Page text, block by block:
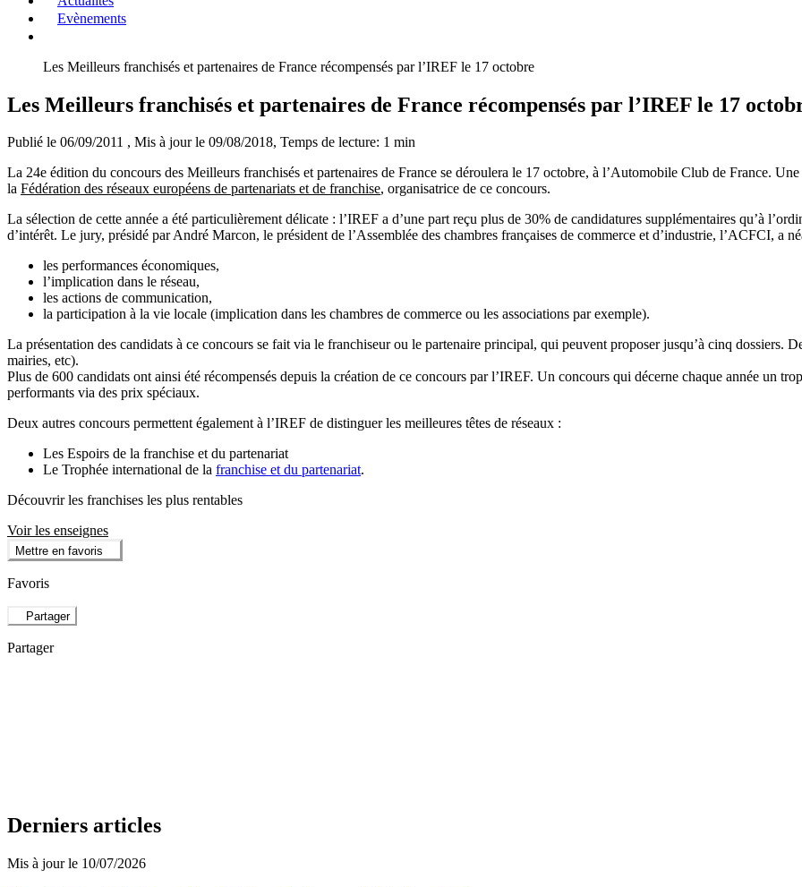
Evènements
Les Meilleurs franchisés et partenaires de France récompensés par l’IREF le 17 octobre
Les Meilleurs franchisés et partenaires de France récompensés par l’IREF le 17
Publié le 06/09/2011 , Mis à jour le 09/08/2018, Temps de lecture: 1 min
La 24e édition du concours des Meilleurs franchisés et partenaires de France se déroulera le 17 octobre, à l’Automobile Club de France.
la Fédération des réseaux européens de partenariats et de franchise, organisatrice de ce concours.
La sélection de cette année a été particulièrement délicate : l’IREF a d’une part reçu plus de 30% de candidatures supplémentaires qu’à
d’intérêt. Le jury, présidé par André Marcon, le président de l’Assemblée des chambres françaises de commerce et d’industrie, l’ACFCI, a
les performances économiques,
l’implication dans le réseau,
les actions de communication,
la participation à la vie locale (implication dans les chambres de commerce ou les associations par exemple).
La présentation des candidats à ce concours se fait via le franchiseur ou le partenaire principal, qui peuvent proposer jusqu’à cinq dossiers.
mairies, etc).
Plus de 600 candidats ont ainsi été récompensés depuis la création de ce concours par l’IREF. Un concours qui décerne chaque année un
performants via des prix spéciaux.
Deux autres concours permettent également à l’IREF de distinguer les meilleures têtes de réseaux :
Les Espoirs de la franchise et du partenariat
Le Trophée international de la franchise et du partenariat.
Découvrir les franchises les plus rentables
Voir les enseignes
Mettre en favoris
Favoris
Partager
Partager
Derniers articles
Mis à jour le 10/07/2026